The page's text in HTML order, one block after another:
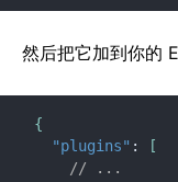
然后把它加到你的
{
"plugins" :
[
// ...